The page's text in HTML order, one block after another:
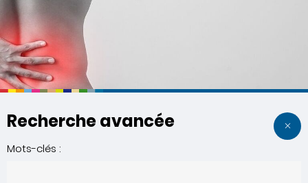
Recherche avancée
Mots-clés :